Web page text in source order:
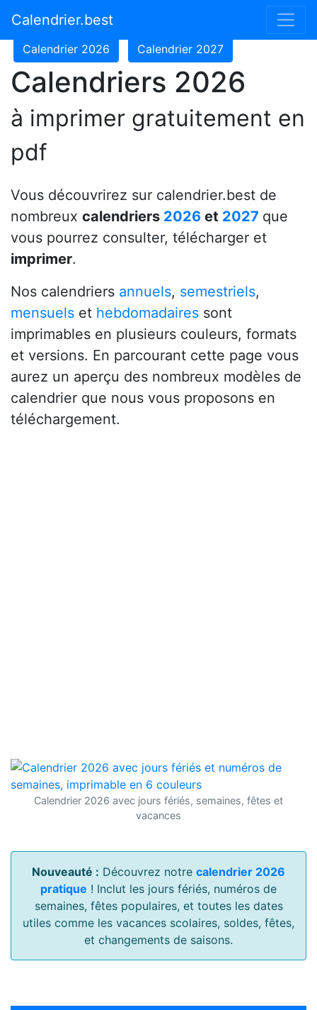
Calendrier.best
Calendrier 2024
Calendrier 2026 Calendrier 2027
Calendriers 2026
à imprimer gratuitement en
pdf
Vous découvrirez sur calendrier.best de
nombreux calendriers 2026 et 2027 que
vous pourrez consulter, télécharger et
imprimer.
Nos calendriers annuels, semestriels,
mensuels et hebdomadaires sont
imprimables en plusieurs couleurs, formats
et versions. En parcourant cette page vous
aurez un aperçu des nombreux modèles de
calendrier que nous vous proposons en
téléchargement.
Calendrier 2026 avec jours fériés, semaines, fêtes et
vacances
Nouveauté : Découvrez notre calendrier 2026
pratique ! Inclut les jours fériés, numéros de
semaines, fêtes populaires, et toutes les dates
utiles comme les vacances scolaires, soldes, fêtes,
et changements de saisons.